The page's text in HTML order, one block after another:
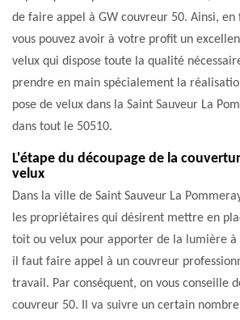
de faire appel à GW couvreur 50. Ainsi, en
vous pouvez avoir à votre profit un
velux qui dispose toute la qualité
prendre en main spécialement la
pose de velux dans la Saint Sauveur La
dans tout le 50510.
L'étape du découpage de la
velux
Dans la ville de Saint Sauveur La
les propriétaires qui désirent mettre en
toit ou velux pour apporter de la lumière à
il faut faire appel à un couvreur
travail. Par conséquent, on vous conseille
couvreur 50. Il va suivre un certain